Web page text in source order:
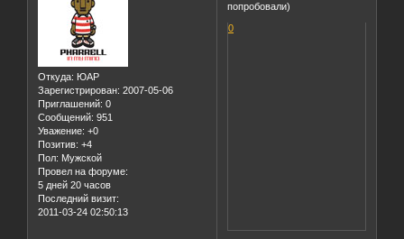
Откуда: ЮАР
Зарегистрирован: 2007-05-06
Приглашений: 0
Сообщений: 951
Уважение: +0
Позитив: +4
Пол: Мужской
Провел на форуме:
5 дней 20 часов
Последний визит:
2011-03-24 02:50:13
попробовали)
0